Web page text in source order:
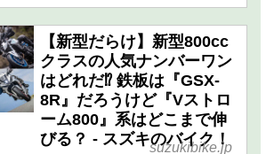
【新型だらけ】新型800cc
クラスの人気ナンバーワン
はどれだ⁉︎ 鉄板は『GSX-
8R』だろうけど『Vストロ
ーム800』系はどこまで伸
びる？ - スズキのバイク！
suzukibike.jp